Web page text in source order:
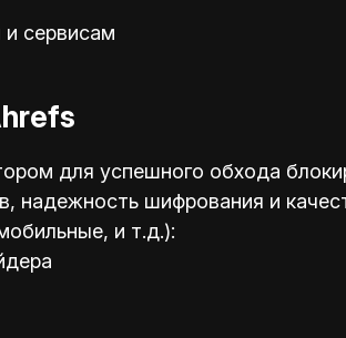
сервисам
для успешного обхода
надежность шифрования и
и т.д.):